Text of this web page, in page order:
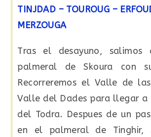
TINJDAD – TOUROUG –
MERZOUGA
Tras el desayuno, salimos
palmeral de Skoura con
Recorreremos el Valle de
Valle del Dades para llegar a
del Todra. Despues de un
en el palmeral de Tinghir,